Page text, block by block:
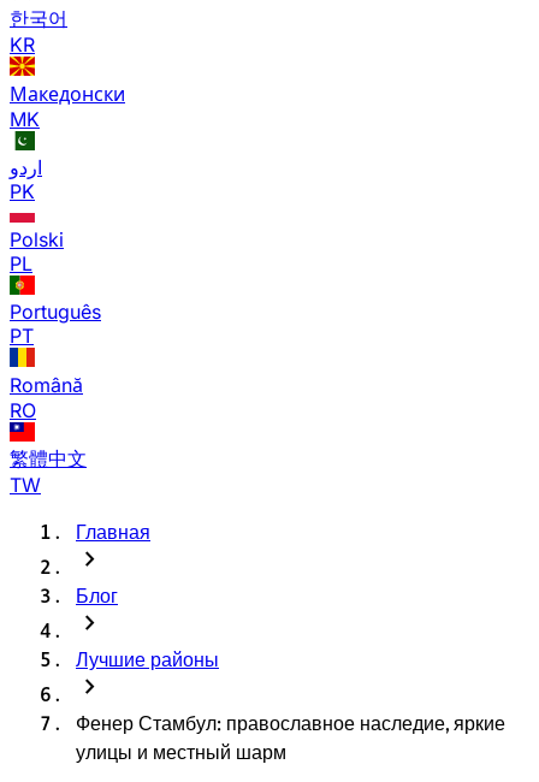
한국어
KR
Македонски
MK
اردو
PK
Polski
PL
Português
PT
Română
RO
繁體中文
TW
Главная
chevron_right
Блог
chevron_right
Лучшие районы
chevron_right
Фенер Стамбул: православное наследие, яркие
улицы и местный шарм